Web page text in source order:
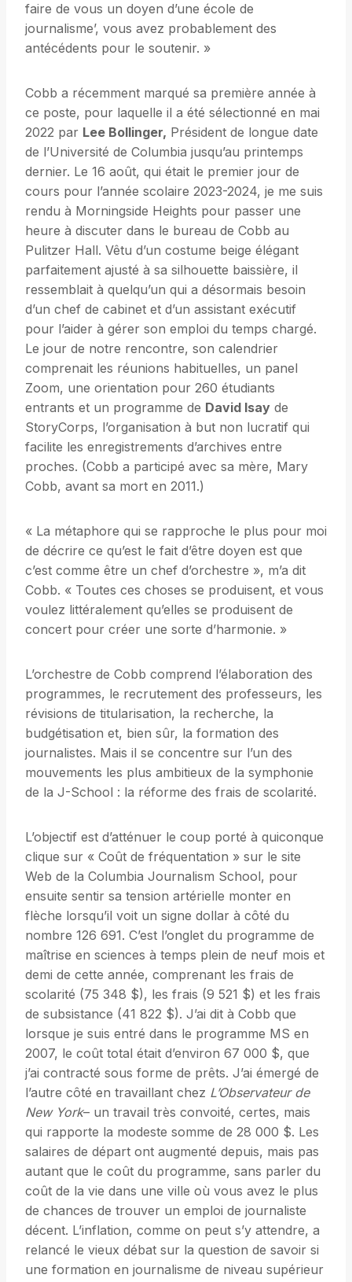
faire de vous un doyen d’une école de
journalisme’, vous avez probablement des
antécédents pour le soutenir. »
Cobb a récemment marqué sa première année à
ce poste, pour laquelle il a été sélectionné en mai
2022 par Lee Bollinger, Président de longue date
de l’Université de Columbia jusqu’au printemps
dernier. Le 16 août, qui était le premier jour de
cours pour l’année scolaire 2023-2024, je me suis
rendu à Morningside Heights pour passer une
heure à discuter dans le bureau de Cobb au
Pulitzer Hall. Vêtu d’un costume beige élégant
parfaitement ajusté à sa silhouette baissière, il
ressemblait à quelqu’un qui a désormais besoin
d’un chef de cabinet et d’un assistant exécutif
pour l’aider à gérer son emploi du temps chargé.
Le jour de notre rencontre, son calendrier
comprenait les réunions habituelles, un panel
Zoom, une orientation pour 260 étudiants
entrants et un programme de David Isay de
StoryCorps, l’organisation à but non lucratif qui
facilite les enregistrements d’archives entre
proches. (Cobb a participé avec sa mère, Mary
Cobb, avant sa mort en 2011.)
« La métaphore qui se rapproche le plus pour moi
de décrire ce qu’est le fait d’être doyen est que
c’est comme être un chef d’orchestre », m’a dit
Cobb. « Toutes ces choses se produisent, et vous
voulez littéralement qu’elles se produisent de
concert pour créer une sorte d’harmonie. »
L’orchestre de Cobb comprend l’élaboration des
programmes, le recrutement des professeurs, les
révisions de titularisation, la recherche, la
budgétisation et, bien sûr, la formation des
journalistes. Mais il se concentre sur l’un des
mouvements les plus ambitieux de la symphonie
de la J-School : la réforme des frais de scolarité.
L’objectif est d’atténuer le coup porté à quiconque
clique sur « Coût de fréquentation » sur le site
Web de la Columbia Journalism School, pour
ensuite sentir sa tension artérielle monter en
flèche lorsqu’il voit un signe dollar à côté du
nombre 126 691. C’est l’onglet du programme de
maîtrise en sciences à temps plein de neuf mois et
demi de cette année, comprenant les frais de
scolarité (75 348 $), les frais (9 521 $) et les frais
de subsistance (41 822 $). J’ai dit à Cobb que
lorsque je suis entré dans le programme MS en
2007, le coût total était d’environ 67 000 $, que
j’ai contracté sous forme de prêts. J’ai émergé de
l’autre côté en travaillant chez L’Observateur de
New York– un travail très convoité, certes, mais
qui rapporte la modeste somme de 28 000 $. Les
salaires de départ ont augmenté depuis, mais pas
autant que le coût du programme, sans parler du
coût de la vie dans une ville où vous avez le plus
de chances de trouver un emploi de journaliste
décent. L’inflation, comme on peut s’y attendre, a
relancé le vieux débat sur la question de savoir si
une formation en journalisme de niveau supérieur